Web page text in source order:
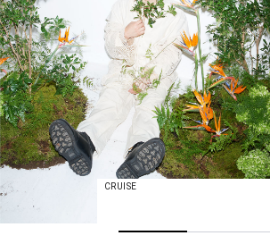
CRUISE